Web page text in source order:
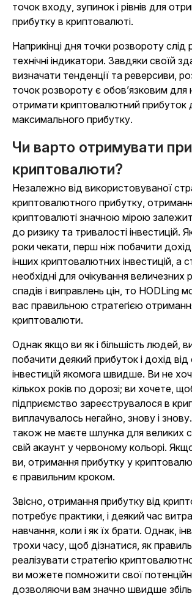
точок входу, зупинок і рівнів для
прибутку в криптовалюті.
Наприкінці дня точки розвороту слід
технічні індикатори. Завдяки своїй
визначати тенденції та реверсиви,
точок розвороту є обов’язковим для
отримати криптовалютний прибуток
максимального прибутку.
Чи варто отримувати
криптовалюти?
Незалежно від використовуваної
криптовалютного прибутку,
криптовалюті значною мірою
до ризику та тривалості інвестицій.
роки чекати, перш ніж побачити
інших криптовалютних інвестицій, а
необхідні для очікування величезних
спадів і виправлень цін, то HODLing
вас правильною стратегією
криптовалюти.
Однак якщо ви як і більшість людей,
побачити деякий прибуток і дохід від
інвестицій якомога швидше. Ви не
кількох років по дорозі; ви хочете,
підприємство зареєструвалося в
виплачувалось негайно, знову і
також не маєте шлунка для великих
свій акаунт у червоному кольорі.
ви, отримання прибутку у
є правильним кроком.
Звісно, отримання прибутку від
потребує практики, і деякий час
навчання, коли і як їх брати. Однак,
трохи часу, щоб дізнатися, як
реалізувати стратегію
ви можете помножити свої
дозволяючи вам значно швидше